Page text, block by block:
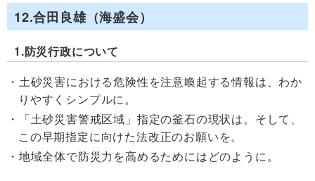
12.合田良雄（海盛会）
1.防災行政について
土砂災害における危険性を注意喚起する情報は、わか
りやすくシンプルに。
「土砂災害警戒区域」指定の釜石の現状は。そして、
この早期指定に向けた法改正のお願いを。
地域全体で防災力を高めるためにはどのように。